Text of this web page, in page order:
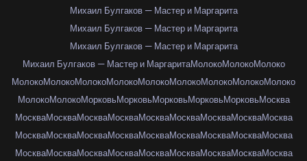
Михаил Булгаков — Мастер и Маргарита
Михаил Булгаков — Мастер и Маргарита
Михаил Булгаков — Мастер и Маргарита
Михаил Булгаков — Мастер и МаргаритаМолокоМолокоМолоко
МолокоМолокоМолокоМолокоМолокоМолокоМолокоМолокоМолоко
МолокоМолокоМорковьМорковьМорковьМорковьМорковьМосква
МоскваМоскваМоскваМоскваМоскваМоскваМоскваМоскваМосква
МоскваМоскваМоскваМоскваМоскваМоскваМоскваМоскваМосква
МоскваМоскваМоскваМоскваМоскваМоскваМоскваМоскваМосква